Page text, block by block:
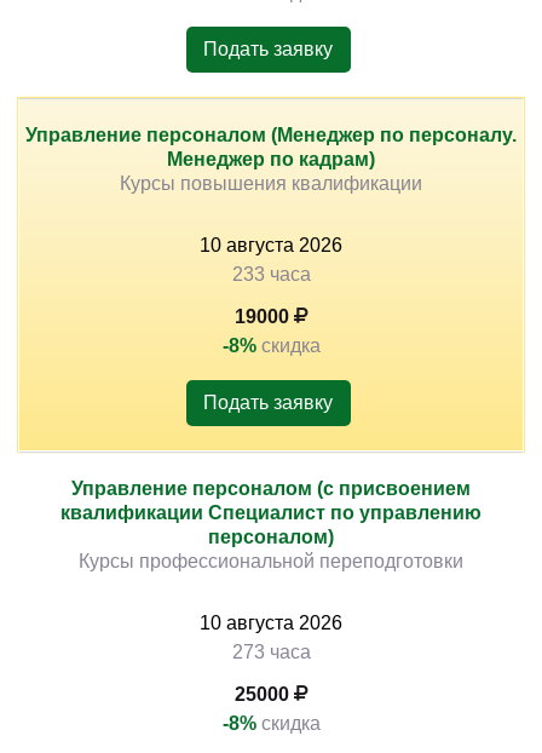
Подать заявку
Управление персоналом (Менеджер по персоналу.
Менеджер по кадрам)
Курсы повышения квалификации
10 августа 2026
233 часа
19000
-8% скидка
Подать заявку
Управление персоналом (с присвоением
квалификации Специалист по управлению
персоналом)
Курсы профессиональной переподготовки
10 августа 2026
273 часа
25000
-8% скидка